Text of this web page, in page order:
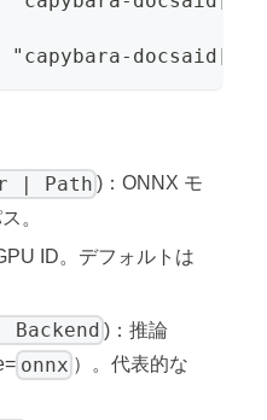
| Path )：ONNX モ
。
ID。デフォルトは
)：推論
onnx ）。代表的な